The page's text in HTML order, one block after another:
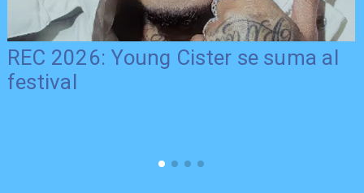
REC 2026: Young Cister se suma al
festival